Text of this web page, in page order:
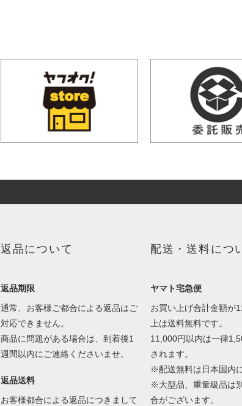
返品について
返品期限
通常、お客様ご都合による返品はご
対応できません。
商品に問題がある場合は、到着後1
週間以内にご連絡くださいませ。
返品送料
お客様都合による返品につきまして
配送・送料につ
ヤマト宅急便
お買い上げ合計金額が
上は送料無料です。
11,000円以内は一律
されます。
※配送無料は日本国内
※大型品、重量級品は
合がございます。